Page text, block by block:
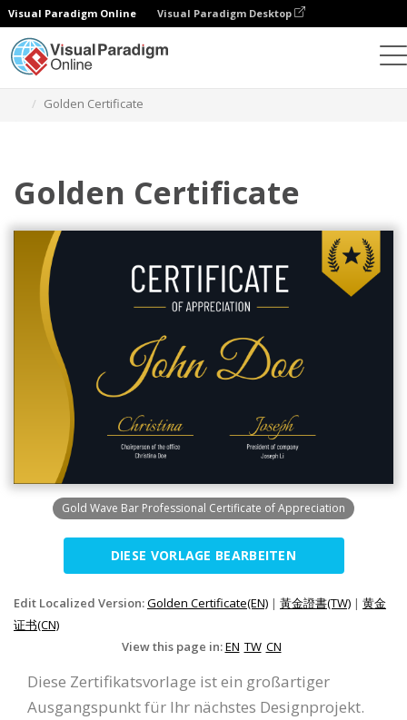
Visual Paradigm Online Visual Paradigm Desktop
Golden Certificate
Golden Certificate
Gold Wave Bar Professional Certificate of Appreciation
DIESE VORLAGE BEARBEITEN
Edit Localized Version:Golden Certificate(EN) | 黃金證書(TW) | 黄金
证书(CN)
View this page in:EN TW CN
Diese Zertifikatsvorlage ist ein großartiger
Ausgangspunkt für Ihr nächstes Designprojekt.